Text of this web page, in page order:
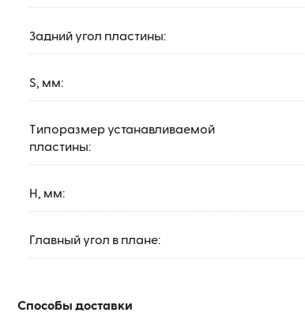
Задний угол пластины:
S, мм:
Типоразмер устанавливаемой
пластины:
H, мм:
Главный угол в плане:
Способы доставки